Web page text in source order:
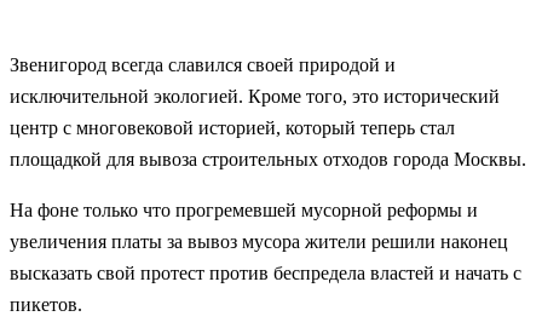
Звенигород всегда славился своей природой и
исключительной экологией. Кроме того, это исторический
центр с многовековой историей, который теперь стал
площадкой для вывоза строительных отходов города Москвы.
На фоне только что прогремевшей мусорной реформы и
увеличения платы за вывоз мусора жители решили наконец
высказать свой протест против беспредела властей и начать с
пикетов.